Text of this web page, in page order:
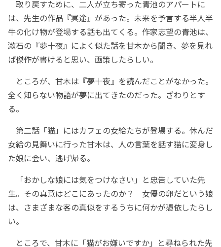
取り戻すために、二人が立ち寄った青池のアパートに
は、先生の作品『冥途』があった。未来を予言する半人半
牛の化け物が登場する話も出てくる。作家志望の青池は、
漱石の『夢十夜』によく似た話を甘木から聞き、夢を見れ
ば傑作が書けると思い、画策したらしい。
ところが、甘木は『夢十夜』を読んだことがなかった。
全く知らない物語が夢に出てきたのだった。ざわりとす
る。
第二話「猫」にはカフェの女給たちが登場する。休んだ
女給の見舞いに行った甘木は、人の言葉を話す猫に変身し
た娘に会い、逃げ帰る。
「おかしな娘には気をつけなさい」と忠告していた先
生。その真意はどこにあったのか？ 女優の卵だという娘
は、さまざまな客の真似をするうちに何かが憑依したらし
い。
ところで、甘木に「猫がお嫌いですか」と尋ねられた先